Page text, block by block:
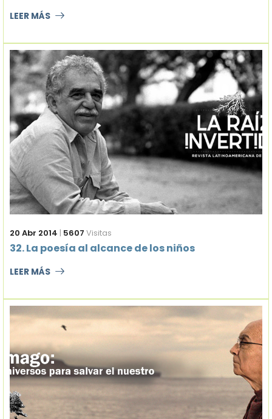
LEER MÁS
20 Abr 2014 | 5607 Visitas
32. La poesía al alcance de los niños
LEER MÁS